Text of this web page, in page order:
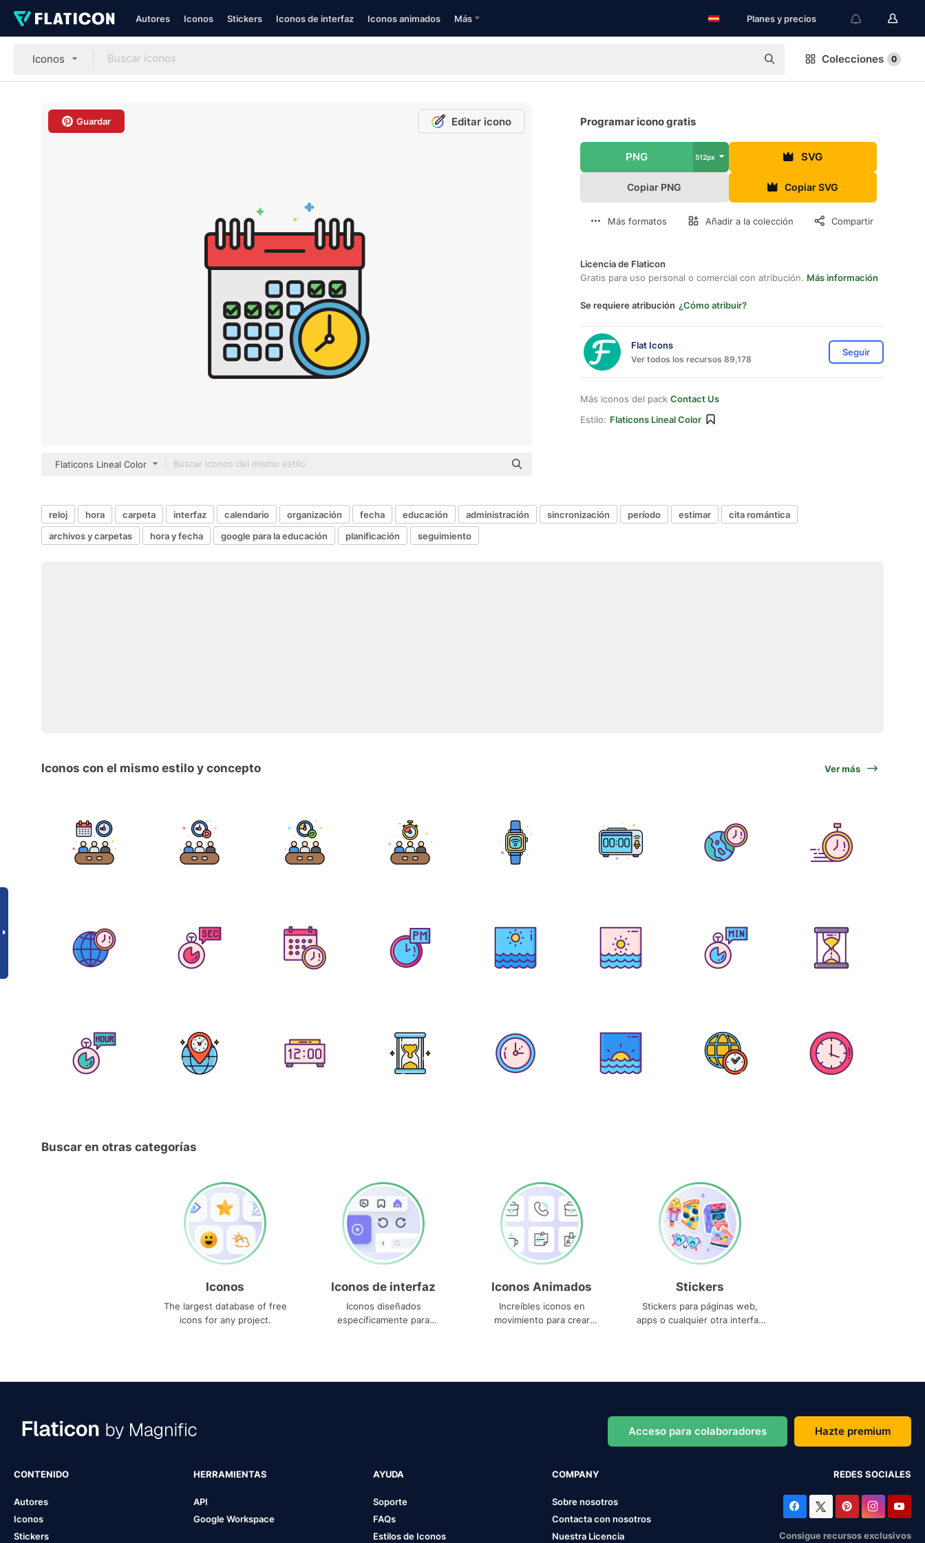
Autores Iconos Stickers Iconos de interfaz Iconos animados Más Planes y precios
Iconos Colecciones 0
Guardar Editar icono
Flaticons Lineal Color
Programar icono gratis
PNG 512px SVG
Copiar PNG Copiar SVG
Más formatos Añadir a la colección Compartir
Licencia de Flaticon
Gratis para uso personal o comercial con atribución. Más información
Se requiere atribución ¿Cómo atribuir?
Flat Icons
Ver todos los recursos 89,178
Seguir
Más iconos del pack Contact Us
Estilo: Flaticons Lineal Color
reloj hora carpeta interfaz calendario organización fecha educación administración sincronización período estimar
cita romántica
archivos y carpetas
hora y fecha google para la educación planificación seguimiento
Iconos con el mismo estilo y concepto Ver más
Buscar en otras categorías
Iconos
The largest database of free
icons for any project.
Iconos de interfaz
Iconos diseñados
específicamente para
Iconos Animados
Increíbles iconos en
movimiento para crear
Stickers
Stickers para páginas web,
apps o cualquier otra interfaz
Acceso para colaboradores Hazte premium
CONTENIDO
Autores
Iconos
Stickers
HERRAMIENTAS
API
Google Workspace
AYUDA
Soporte
FAQs
Estilos de Iconos
COMPANY
Sobre nosotros
Contacta con nosotros
Nuestra Licencia
REDES SOCIALES
Consigue recursos exclusivos